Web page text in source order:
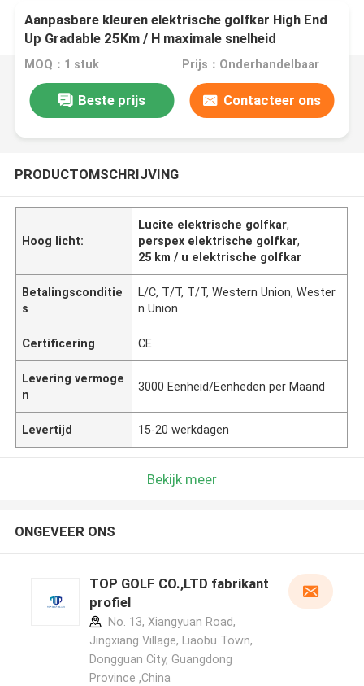
Aanpasbare kleuren elektrische golfkar High End
Up Gradable 25Km / H maximale snelheid
MOQ：1 stuk Prijs：Onderhandelbaar
Beste prijs Contacteer ons
PRODUCTOMSCHRIJVING
Hoog licht:
Lucite elektrische golfkar,
perspex elektrische golfkar,
25 km / u elektrische golfkar
Betalingsconditie
s
L/C, T/T, T/T, Western Union, Wester
n Union
Certificering CE
Levering vermoge
n
3000 Eenheid/Eenheden per Maand
Levertijd 15-20 werkdagen
Bekijk meer
ONGEVEER ONS
TOP GOLF CO.,LTD fabrikant
profiel
No. 13, Xiangyuan Road,
Jingxiang Village, Liaobu Town,
Dongguan City, Guangdong
Province ,China